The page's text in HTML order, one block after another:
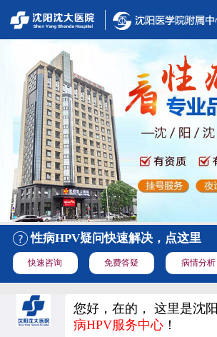
性病HPV疑问快速解决，点这里
快速咨询 免费答疑 病情分析
您好，在的， 这里是沈
病HPV服务中心 ！